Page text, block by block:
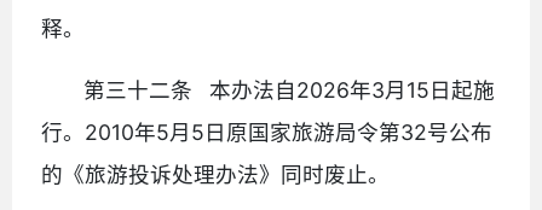
释。
第三十二条 本办法自2026年3月15日起施
行。2010年5月5日原国家旅游局令第32号公布
的《旅游投诉处理办法》同时废止。